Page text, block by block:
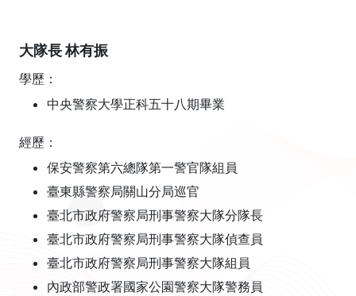
大隊長 林有振
學歷：
中央警察大學正科五十八期畢業
經歷：
保安警察第六總隊第一警官隊組員
臺東縣警察局關山分局巡官
臺北市政府警察局刑事警察大隊分隊長
臺北市政府警察局刑事警察大隊偵查員
臺北市政府警察局刑事警察大隊組員
內政部警政署國家公園警察大隊警務員